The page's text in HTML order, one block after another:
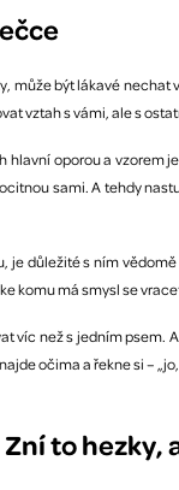
může být lákavé
vztah s vámi, ale s
hlavní oporou a
sami. A tehdy
je důležité s ním
komu má smysl se
víc než s jedním
očima a řekne si –
to hezky,